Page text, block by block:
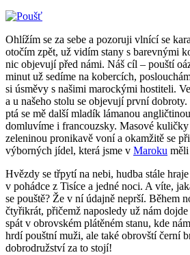
Ohlížím se za sebe a pozoruji vlnící se
otočím zpět, už vidím stany s barevnými
nic objevují před námi. Náš cíl – pouští
minut už sedíme na kobercích,
si úsměvy s našimi marockými hostiteli.
a u našeho stolu se objevují první
ptá se mě další mladík lámanou
domluvíme i francouzsky. Masové kuličky
zeleninou pronikavě voní a okamžitě se
výborných jídel, která jsme v Maroku měli
Hvězdy se třpytí na nebi, hudba stále
v pohádce z Tisíce a jedné noci. A víte,
se pouště? Že v ní údajně neprší. Během
čtyřikrát, přičemž naposledy už nám
spát v obrovském plátěném stanu, kde
hrdí pouštní muži, ale také obrovští černí
dobrodružství za to stojí!